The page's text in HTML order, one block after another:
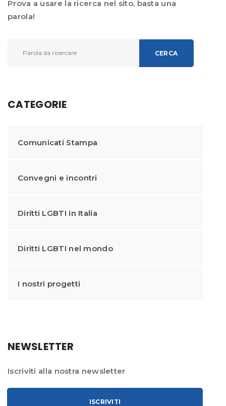
Prova a usare la ricerca nel sito, basta una
parola!
CERCA
CATEGORIE
Comunicati Stampa
Convegni e incontri
Diritti LGBTI in Italia
Diritti LGBTI nel mondo
I nostri progetti
NEWSLETTER
Iscriviti alla nostra newsletter
ISCRIVITI